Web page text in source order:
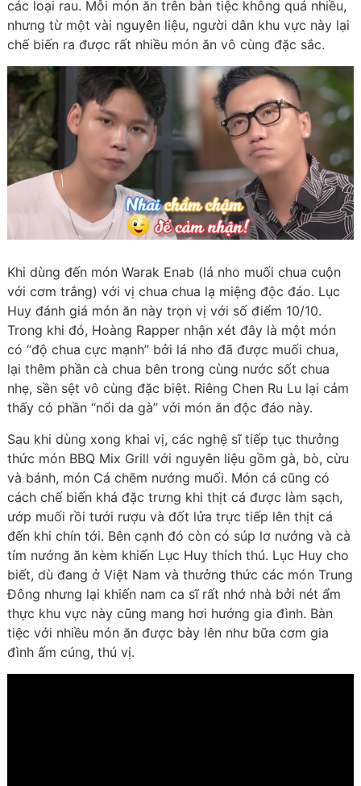
các loại rau. Mỗi món ăn trên bàn tiệc không quá nhiều,
nhưng từ một vài nguyên liệu, người dân khu vực này lại
chế biến ra được rất nhiều món ăn vô cùng đặc sắc.
Khi dùng đến món Warak Enab (lá nho muối chua cuộn
với cơm trắng) với vị chua chua lạ miệng độc đáo. Lục
Huy đánh giá món ăn này trọn vị với số điểm 10/10.
Trong khi đó, Hoàng Rapper nhận xét đây là một món
có “độ chua cực mạnh” bởi lá nho đã được muối chua,
lại thêm phần cà chua bên trong cùng nước sốt chua
nhẹ, sền sệt vô cùng đặc biệt. Riêng Chen Ru Lu lại cảm
thấy có phần “nổi da gà” với món ăn độc đáo này.
Sau khi dùng xong khai vị, các nghệ sĩ tiếp tục thưởng
thức món BBQ Mix Grill với nguyên liệu gồm gà, bò, cừu
và bánh, món Cá chẽm nướng muối. Món cá cũng có
cách chế biến khá đặc trưng khi thịt cá được làm sạch,
ướp muối rồi tưới rượu và đốt lửa trực tiếp lên thịt cá
đến khi chín tới. Bên cạnh đó còn có súp lơ nướng và cà
tím nướng ăn kèm khiến Lục Huy thích thú. Lục Huy cho
biết, dù đang ở Việt Nam và thưởng thức các món Trung
Đông nhưng lại khiến nam ca sĩ rất nhớ nhà bởi nét ẩm
thực khu vực này cũng mang hơi hướng gia đình. Bàn
tiệc với nhiều món ăn được bày lên như bữa cơm gia
đình ấm cúng, thú vị.